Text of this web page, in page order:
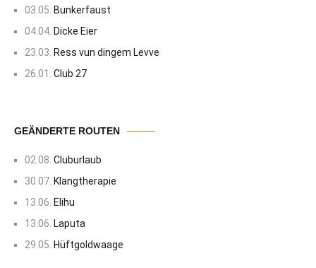
03.05. Bunkerfaust
04.04. Dicke Eier
23.03. Ress vun dingem Levve
26.01. Club 27
GEÄNDERTE ROUTEN
02.08. Cluburlaub
30.07. Klangtherapie
13.06. Elihu
13.06. Laputa
29.05. Hüftgoldwaage